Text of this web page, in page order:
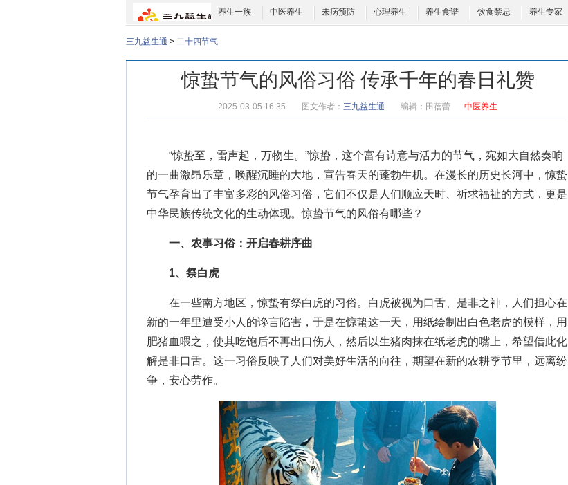
养生一族 中医养生 未病预防 心理养生 养生食谱 饮食禁忌 养生专家
三九益生通 > 二十四节气
惊蛰节气的风俗习俗 传承千年的春日礼赞
2025-03-05 16:35 图文作者： 三九益生通 编辑： 田蓓蕾 中医养生
“惊蛰至，雷声起，万物生。”惊蛰，这个富有诗意与活力的节气，宛如大自然奏响
的一曲激昂乐章，唤醒沉睡的大地，宣告春天的蓬勃生机。在漫长的历史长河中，惊蛰
节气孕育出了丰富多彩的风俗习俗，它们不仅是人们顺应天时、祈求福祉的方式，更是
中华民族传统文化的生动体现。惊蛰节气的风俗有哪些 ？
一、农事习俗：开启春耕序曲
1、祭白虎
在一些南方地区，惊蛰有祭白虎的习俗。白虎被视为口舌、是非之神，人们担心在
新的一年里遭受小人的谗言陷害，于是在惊蛰这一天，用纸绘制出白色老虎的模样，用
肥猪血喂之，使其吃饱后不再出口伤人，然后以生猪肉抹在纸老虎的嘴上，希望借此化
解是非口舌。这一习俗反映了人们对美好生活的向往，期望在新的农耕季节里，远离纷
争，安心劳作。